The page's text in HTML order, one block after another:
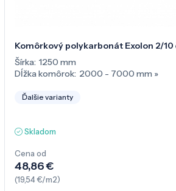
Komôrkový polykarbonát Exolon 2/10
Šírka: 1250 mm
Dĺžka komôrok: 2000 - 7000 mm »
Ďalšie varianty
Skladom
Cena od
48,86 €
(19,54 €/m2)